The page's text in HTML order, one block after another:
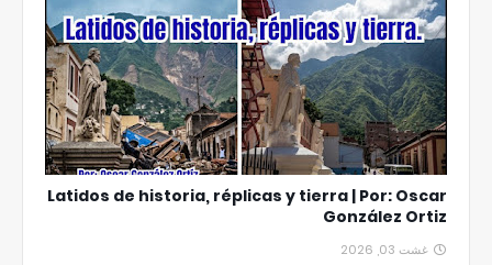
Latidos de historia, réplicas y tierra | Por: Oscar
González Ortiz
غشت 03, 2026